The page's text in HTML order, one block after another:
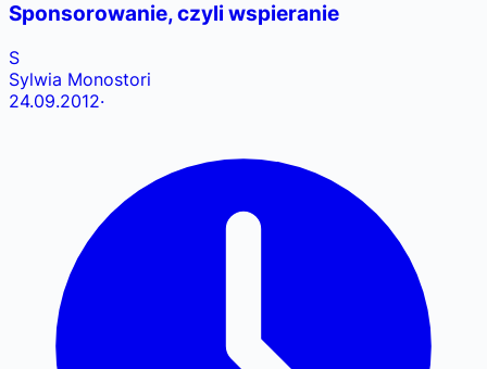
Sponsorowanie, czyli wspieranie
S
Sylwia Monostori
24.09.2012·